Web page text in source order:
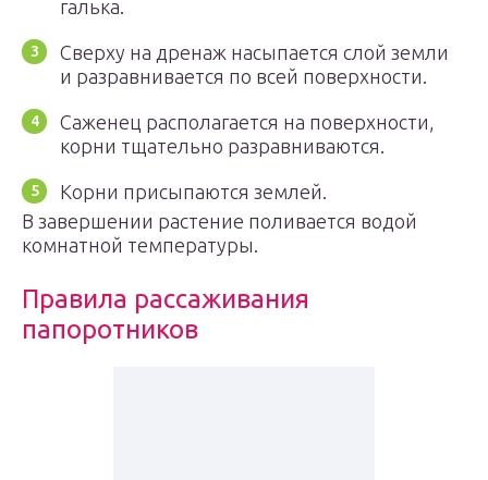
галька.
Сверху на дренаж насыпается слой земли
и разравнивается по всей поверхности.
Саженец располагается на поверхности,
корни тщательно разравниваются.
Корни присыпаются землей.
В завершении растение поливается водой
комнатной температуры.
Правила рассаживания
папоротников